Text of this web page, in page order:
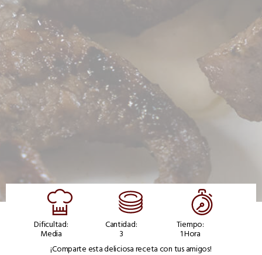
Dificultad:
Media
Cantidad:
3
Tiempo:
1 Hora
¡Comparte esta deliciosa receta con tus amigos!